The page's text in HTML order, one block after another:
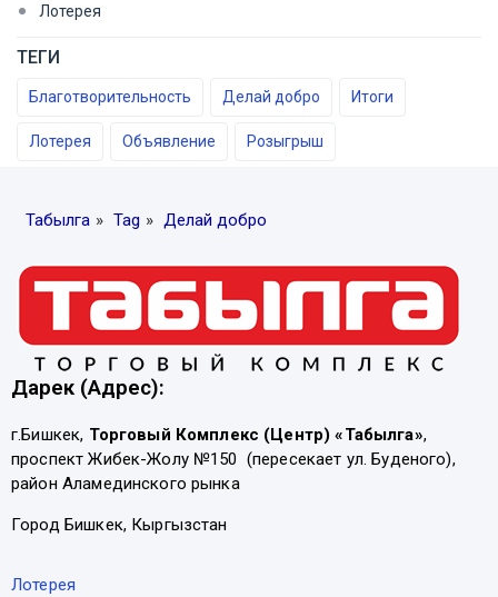
Лотерея
ТЕГИ
Благотворительность Делай добро Итоги
Лотерея Объявление Розыгрыш
Табылга » Tag » Делай добро
Дарек (Адрес):
г.Бишкек, Торговый Комплекс (Центр) «Табылга»,
проспект Жибек-Жолу №150 (пересекает ул. Буденого),
район Аламединского рынка
Город Бишкек, Кыргызстан
Лотерея